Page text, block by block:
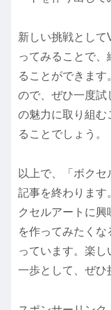
新しい挑戦とし
ってみることで
ることができま
ので、ぜひ一度試
の魅力に取り組む
ることでしょう。
以上で、「ボク
記事を終わります
クセルアートに
を作ってみたく
っています。楽
一歩として、ぜひ